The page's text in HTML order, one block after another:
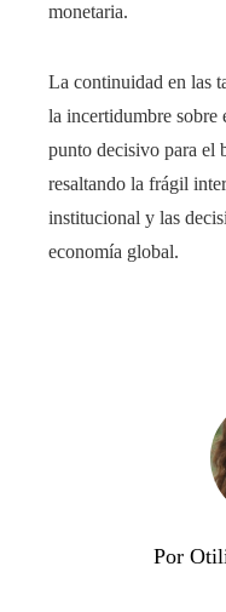
monetaria.
La continuidad en las
la incertidumbre
punto decisivo para el
resaltando la frágil
institucional y las
economía global.
Por